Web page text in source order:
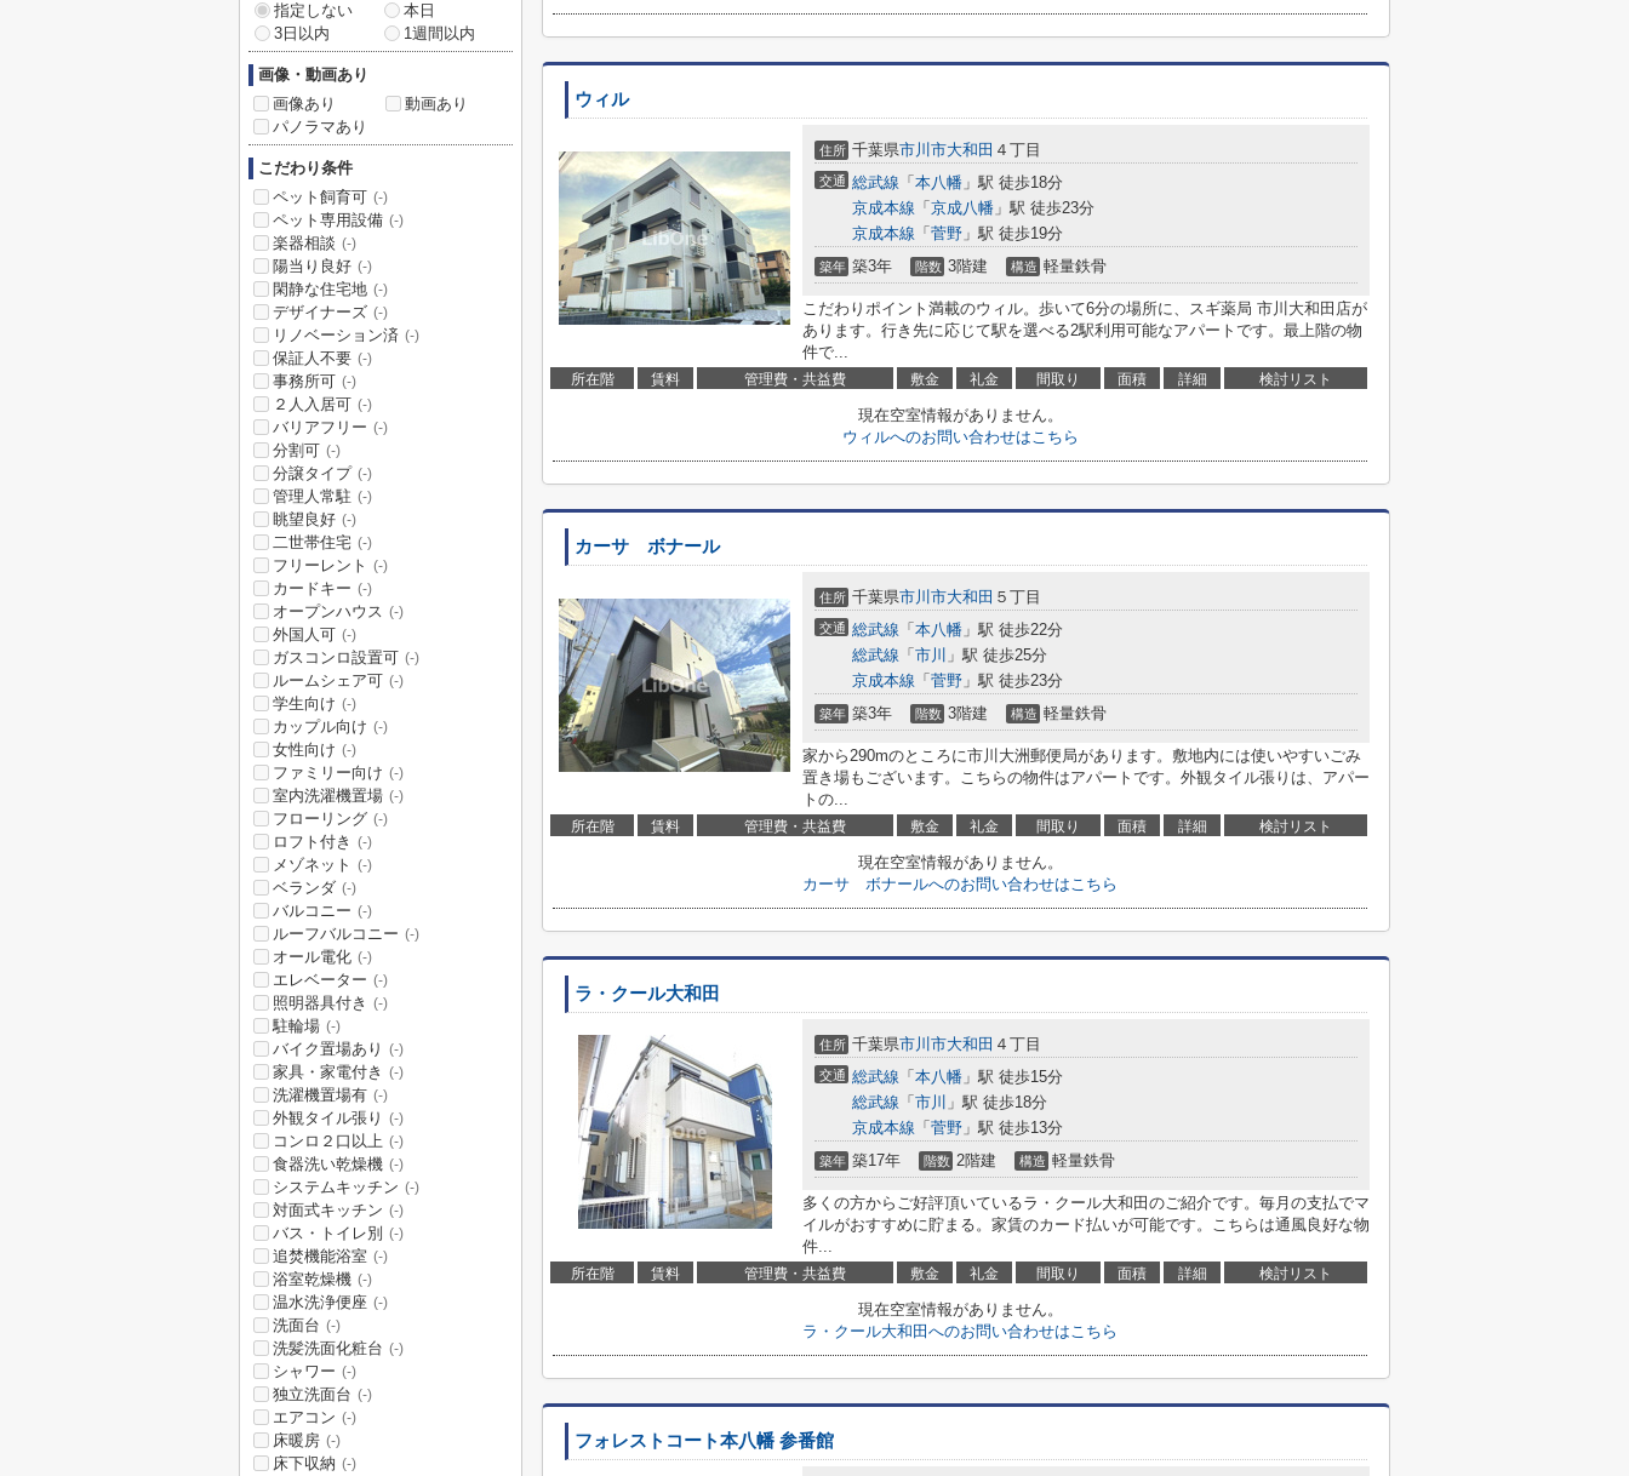
ウィル
住所 千葉県市川市大和田 ４丁目
交通 総武線 「 本八幡 」駅 徒歩18分
京成本線 「 京成八幡 」駅 徒歩23分
京成本線 「 菅野 」駅 徒歩19分
築年 築3年 階数 3階建 構造 軽量鉄骨
こだわりポイント満載のウィル。歩いて6分の場所に、スギ薬局 市川大和田店が
あります。行き先に応じて駅を選べる2駅利用可能なアパートです。最上階の物
件で...
所在階 賃料 管理費・共益費 敷金 礼金 間取り 面積 詳細 検討リスト
現在空室情報がありません。
ウィルへのお問い合わせはこちら
カーサ ボナール
住所 千葉県市川市大和田 ５丁目
交通 総武線 「 本八幡 」駅 徒歩22分
総武線 「 市川 」駅 徒歩25分
京成本線 「 菅野 」駅 徒歩23分
築年 築3年 階数 3階建 構造 軽量鉄骨
家から290mのところに市川大洲郵便局があります。敷地内には使いやすいごみ
置き場もございます。こちらの物件はアパートです。外観タイル張りは、アパー
トの...
所在階 賃料 管理費・共益費 敷金 礼金 間取り 面積 詳細 検討リスト
現在空室情報がありません。
カーサ ボナールへのお問い合わせはこちら
ラ・クール大和田
住所 千葉県市川市大和田 ４丁目
交通 総武線 「 本八幡 」駅 徒歩15分
総武線 「 市川 」駅 徒歩18分
京成本線 「 菅野 」駅 徒歩13分
築年 築17年 階数 2階建 構造 軽量鉄骨
多くの方からご好評頂いているラ・クール大和田のご紹介です。毎月の支払でマ
イルがおすすめに貯まる。家賃のカード払いが可能です。こちらは通風良好な物
件...
所在階 賃料 管理費・共益費 敷金 礼金 間取り 面積 詳細 検討リスト
現在空室情報がありません。
ラ・クール大和田へのお問い合わせはこちら
フォレストコート本八幡 参番館
指定しない
本日
3日以内
1週間以内
画像・動画あり
画像あり
動画あり
パノラマあり
こだわり条件
ペット飼育可 (-)
ペット専用設備 (-)
楽器相談 (-)
陽当り良好 (-)
閑静な住宅地 (-)
デザイナーズ (-)
リノベーション済 (-)
保証人不要 (-)
事務所可 (-)
２人入居可 (-)
バリアフリー (-)
分割可 (-)
分譲タイプ (-)
管理人常駐 (-)
眺望良好 (-)
二世帯住宅 (-)
フリーレント (-)
カードキー (-)
オープンハウス (-)
外国人可 (-)
ガスコンロ設置可 (-)
ルームシェア可 (-)
学生向け (-)
カップル向け (-)
女性向け (-)
ファミリー向け (-)
室内洗濯機置場 (-)
フローリング (-)
ロフト付き (-)
メゾネット (-)
ベランダ (-)
バルコニー (-)
ルーフバルコニー (-)
オール電化 (-)
エレベーター (-)
照明器具付き (-)
駐輪場 (-)
バイク置場あり (-)
家具・家電付き (-)
洗濯機置場有 (-)
外観タイル張り (-)
コンロ２口以上 (-)
食器洗い乾燥機 (-)
システムキッチン (-)
対面式キッチン (-)
バス・トイレ別 (-)
追焚機能浴室 (-)
浴室乾燥機 (-)
温水洗浄便座 (-)
洗面台 (-)
洗髪洗面化粧台 (-)
シャワー (-)
独立洗面台 (-)
エアコン (-)
床暖房 (-)
床下収納 (-)